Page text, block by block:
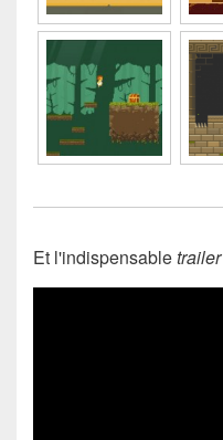
Et l'indispensabletrailer